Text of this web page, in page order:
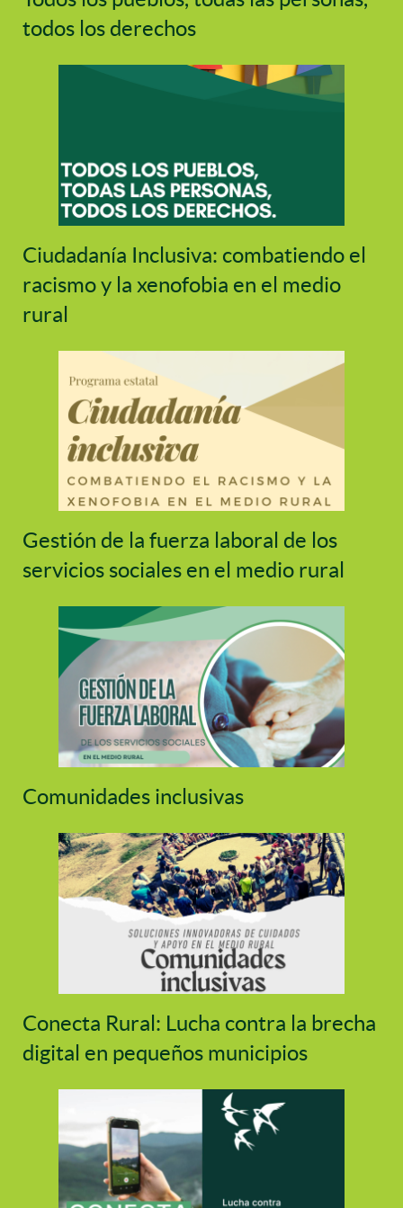
todos los derechos
Ciudadanía Inclusiva: combatiendo el
racismo y la xenofobia en el medio
rural
Gestión de la fuerza laboral de los
servicios sociales en el medio rural
Comunidades inclusivas
Conecta Rural: Lucha contra la brecha
digital en pequeños municipios